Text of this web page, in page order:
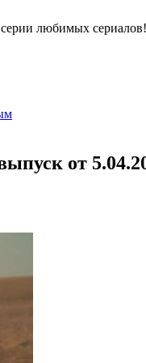
любимых сериалов!
от